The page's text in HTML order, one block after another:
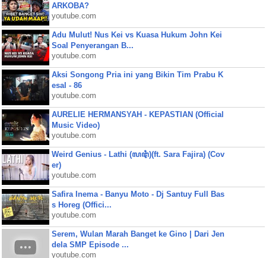
ARKOBA?
youtube.com
Adu Mulut! Nus Kei vs Kuasa Hukum John Kei
Soal Penyerangan B...
youtube.com
Aksi Songong Pria ini yang Bikin Tim Prabu K
esal - 86
youtube.com
AURELIE HERMANSYAH - KEPASTIAN (Official
Music Video)
youtube.com
Weird Genius - Lathi (ꦭꦛꦶ)(ft. Sara Fajira) (Cov
er)
youtube.com
Safira Inema - Banyu Moto - Dj Santuy Full Bas
s Horeg (Offici...
youtube.com
Serem, Wulan Marah Banget ke Gino | Dari Jen
dela SMP Episode ...
youtube.com